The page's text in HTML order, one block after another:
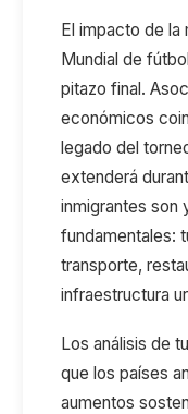
El impacto de la
Mundial de
pitazo final.
económicos
legado del
extenderá
inmigrantes son
fundamentales:
transporte,
infraestructura
Los análisis de
que los países
aumentos